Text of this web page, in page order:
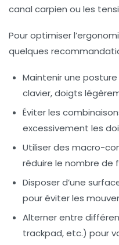
canal carpien ou les
Pour optimiser
quelques
Maintenir une
clavier, doigts
Éviter les
excessivement les
Utiliser des macro-
réduire le nombre de
Disposer d’une
pour éviter les
Alterner entre
trackpad, etc.) pour